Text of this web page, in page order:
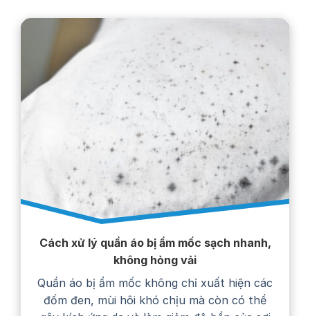
Cách xử lý quần áo bị ẩm mốc sạch nhanh,
không hỏng vải
Quần áo bị ẩm mốc không chỉ xuất hiện các
đốm đen, mùi hôi khó chịu mà còn có thể